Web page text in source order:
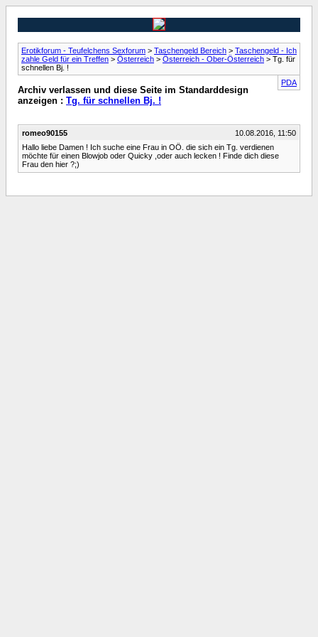
Erotikforum - Teufelchens Sexforum > Taschengeld Bereich > Taschengeld - Ich
zahle Geld für ein Treffen > Österreich > Österreich - Ober-Österreich > Tg. für
schnellen Bj. !
PDA
Archiv verlassen und diese Seite im Standarddesign
anzeigen : Tg. für schnellen Bj. !
romeo90155
10.08.2016, 11:50
Hallo liebe Damen ! Ich suche eine Frau in OÖ. die sich ein Tg. verdienen
möchte für einen Blowjob oder Quicky ,oder auch lecken ! Finde dich diese
Frau den hier ?;)